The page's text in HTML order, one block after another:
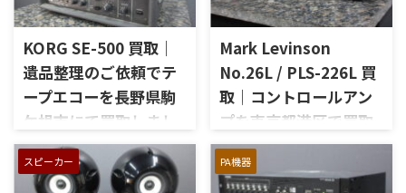
McIntoshらしいガラスパネル
デザインとリモート操作機能
を備えた2chソリッドステート
式のコントロールアンプで、左
右チャンネルの音出し、入力
切替、ボリューム、トーンコン
トロール、MMフォノ入力、バ
外観コンディション、リモコン
など付属品の有無を確認しな
せていただきました。今回の
お品物は、長年大切に音楽を
楽しまれてきたご本人様より、
オーディオ機器の整理を進めた
いとのご相談をいただいたも
のです。 JBL C50 OLYMPUS
S7Rは、Olympus専用エンクロ
ージャーにLE15Aウーファー、
PR15パッシブラジエーター、
LE85ドライバー、HL91ホー
KORG SE-500 買取｜
遺品整理のご依頼でテ
ープエコーを長野県駒
ケ根市にて買取しまし
た
長野県駒ケ根市で、遺品整理に
Mark Levinson
No.26L / PLS-226L 買
取｜コントロールアン
プを東京都港区で買取
しました
東京都港区で、Mark Levinson
スピーカー PA機器